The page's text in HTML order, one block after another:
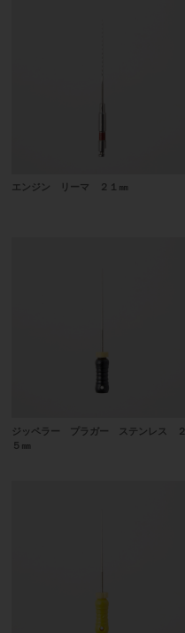
エンジン リーマ ２１㎜
ジッペラー プラガー ステンレス ２
５㎜